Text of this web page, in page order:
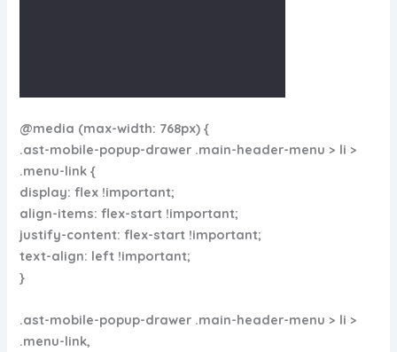
@media (max-width: 768px) {
.ast-mobile-popup-drawer .main-header-menu > li >
.menu-link {
display: flex !important;
align-items: flex-start !important;
justify-content: flex-start !important;
text-align: left !important;
}
.ast-mobile-popup-drawer .main-header-menu > li >
.menu-link,